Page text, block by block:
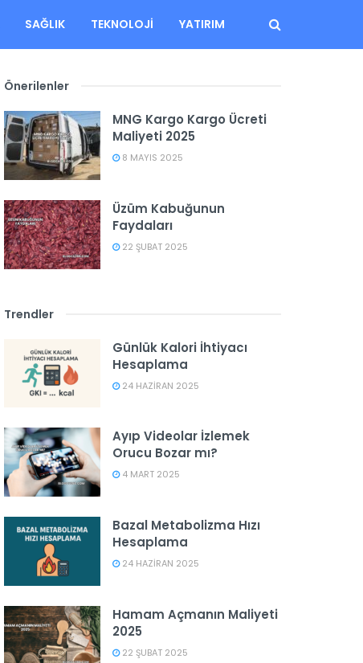
SAĞLIK TEKNOLOJI YATIRIM
Önerilenler
MNG Kargo Kargo Ücreti
Maliyeti 2025
8 MAYIS 2025
Üzüm Kabuğunun
Faydaları
22 ŞUBAT 2025
Trendler
Günlük Kalori İhtiyacı
Hesaplama
24 HAZIRAN 2025
Ayıp Videolar İzlemek
Orucu Bozar mı?
4 MART 2025
Bazal Metabolizma Hızı
Hesaplama
24 HAZIRAN 2025
Hamam Açmanın Maliyeti
2025
22 ŞUBAT 2025